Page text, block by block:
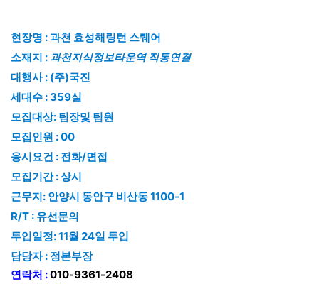
현장명 : 과천 효성해링턴 스퀘어
소재지 : 과천지식정보타운역 직통연결
대행사 : (주)국진
세대수 : 359실
모집대상: 팀장및 팀원
모집인원 : 00
응시요건 : 전화/면접
모집기간 : 상시
근무지: 안양시 동안구 비산동 1100-1
R/T : 유선문의
투입일정: 11월 24일 투입
담당자 : 정본부장
연락처 :010-9361-2408